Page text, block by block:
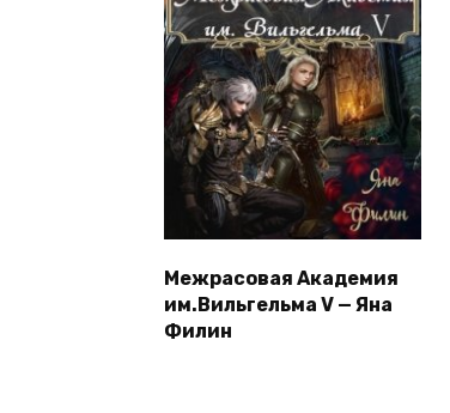
Межрасовая Академия
им.Вильгельма V — Яна
Филин